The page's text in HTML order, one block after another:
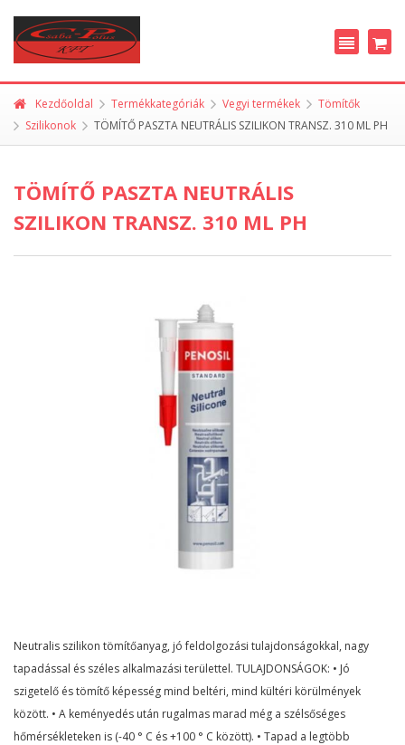
Kezdőoldal Termékkategóriák Vegyi termékek
Tömítők
Szilikonok
TÖMÍTŐ PASZTA NEUTRÁLIS SZILIKON TRANSZ. 310 ML PH
TÖMÍTŐ PASZTA NEUTRÁLIS
SZILIKON TRANSZ. 310 ML PH
Neutralis szilikon tömítőanyag, jó feldolgozási tulajdonságokkal, nagy
tapadással és széles alkalmazási területtel. TULAJDONSÁGOK: • Jó
szigetelő és tömítő képesség mind beltéri, mind kültéri körülmények
között. • A keményedés után rugalmas marad még a szélsőséges
hőmérsékleteken is (-40 ° C és +100 ° C között). • Tapad a legtöbb